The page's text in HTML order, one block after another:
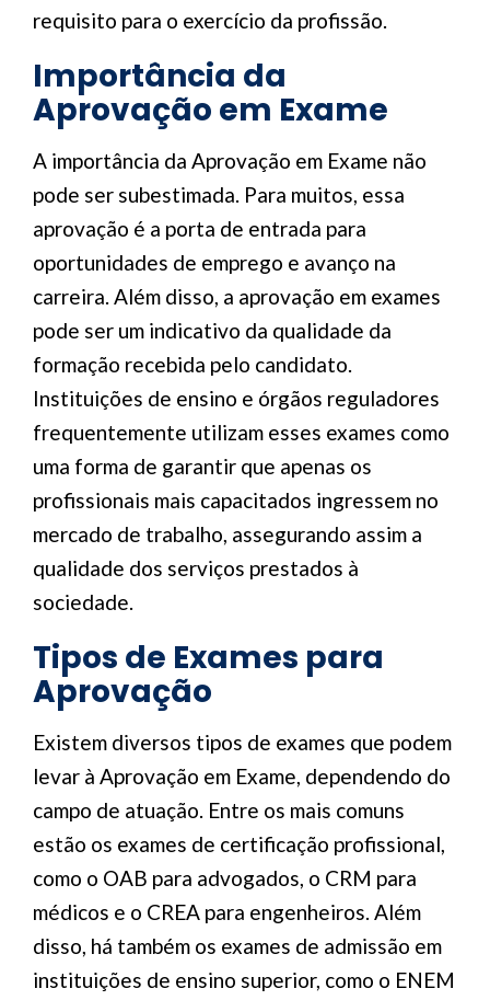
requisito para o exercício da profissão.
Importância da
Aprovação em Exame
A importância da Aprovação em Exame não
pode ser subestimada. Para muitos, essa
aprovação é a porta de entrada para
oportunidades de emprego e avanço na
carreira. Além disso, a aprovação em exames
pode ser um indicativo da qualidade da
formação recebida pelo candidato.
Instituições de ensino e órgãos reguladores
frequentemente utilizam esses exames como
uma forma de garantir que apenas os
profissionais mais capacitados ingressem no
mercado de trabalho, assegurando assim a
qualidade dos serviços prestados à
sociedade.
Tipos de Exames para
Aprovação
Existem diversos tipos de exames que podem
levar à Aprovação em Exame, dependendo do
campo de atuação. Entre os mais comuns
estão os exames de certificação profissional,
como o OAB para advogados, o CRM para
médicos e o CREA para engenheiros. Além
disso, há também os exames de admissão em
instituições de ensino superior, como o ENEM